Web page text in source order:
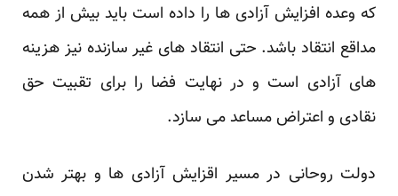
که وعده افزایش آزادی ها را داده است باید بیش از همه
مداقع انتقاد باشد. حتی انتقاد های غیر سازنده نیز هزینه
های آزادی است و در نهایت فضا را برای تقبیت حق
نقادی و اعتراض مساعد می سازد.
دولت روحانی در مسیر اقزایش آزادی ها و بهتر شدن